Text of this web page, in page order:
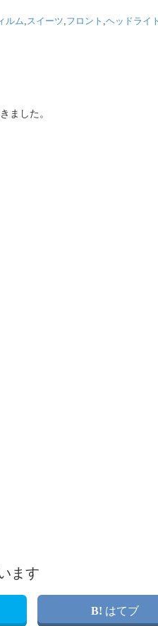
ルム,スイーツ,フロント ,ヘッドライ
ました。
ます
はてブ